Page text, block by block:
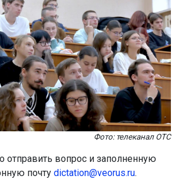
Фото: телеканал ОТС
отправить вопрос и заполненную
почту dictation@veorus.ru.